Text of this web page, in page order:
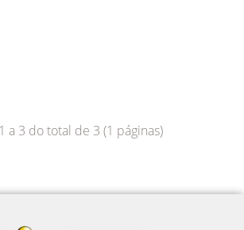
a 3 do total de 3 (1 páginas)